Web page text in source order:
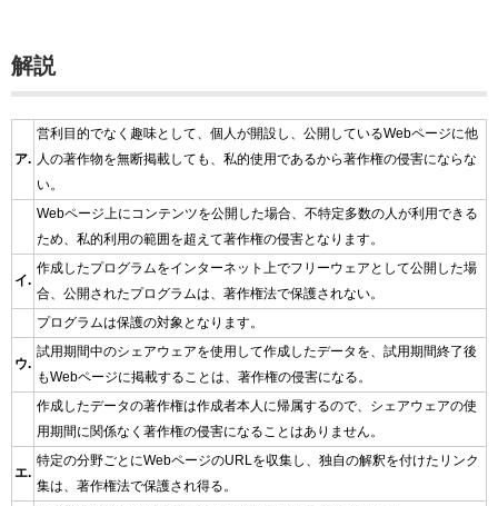
解説
ア.
営利目的でなく趣味として、個人が開設し、公開しているWebページに他
人の著作物を無断掲載しても、私的使用であるから著作権の侵害にならな
い。
Webページ上にコンテンツを公開した場合、不特定多数の人が利用できる
ため、私的利用の範囲を超えて著作権の侵害となります。
イ.
作成したプログラムをインターネット上でフリーウェアとして公開した場
合、公開されたプログラムは、著作権法で保護されない。
プログラムは保護の対象となります。
ウ.
試用期間中のシェアウェアを使用して作成したデータを、試用期間終了後
もWebページに掲載することは、著作権の侵害になる。
作成したデータの著作権は作成者本人に帰属するので、シェアウェアの使
用期間に関係なく著作権の侵害になることはありません。
エ.
特定の分野ごとにWebページのURLを収集し、独自の解釈を付けたリンク
集は、著作権法で保護され得る。